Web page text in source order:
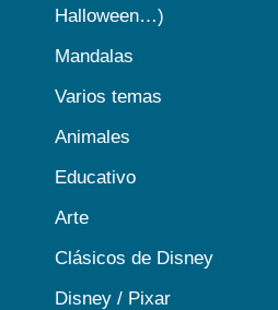
Halloween…)
Mandalas
Varios temas
Animales
Educativo
Arte
Clásicos de Disney
Disney / Pixar